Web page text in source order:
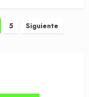
5 Siguiente